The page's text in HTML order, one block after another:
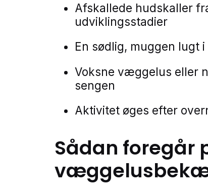
Afskallede hudskaller
udviklingsstadier
En sødlig, muggen lugt
Voksne væggelus eller
sengen
Aktivitet øges efter
Sådan foregår